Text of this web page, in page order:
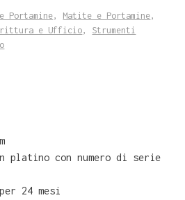
Portamine, Matite e Portamine,
e Ufficio, Strumenti
con numero di serie
24 mesi